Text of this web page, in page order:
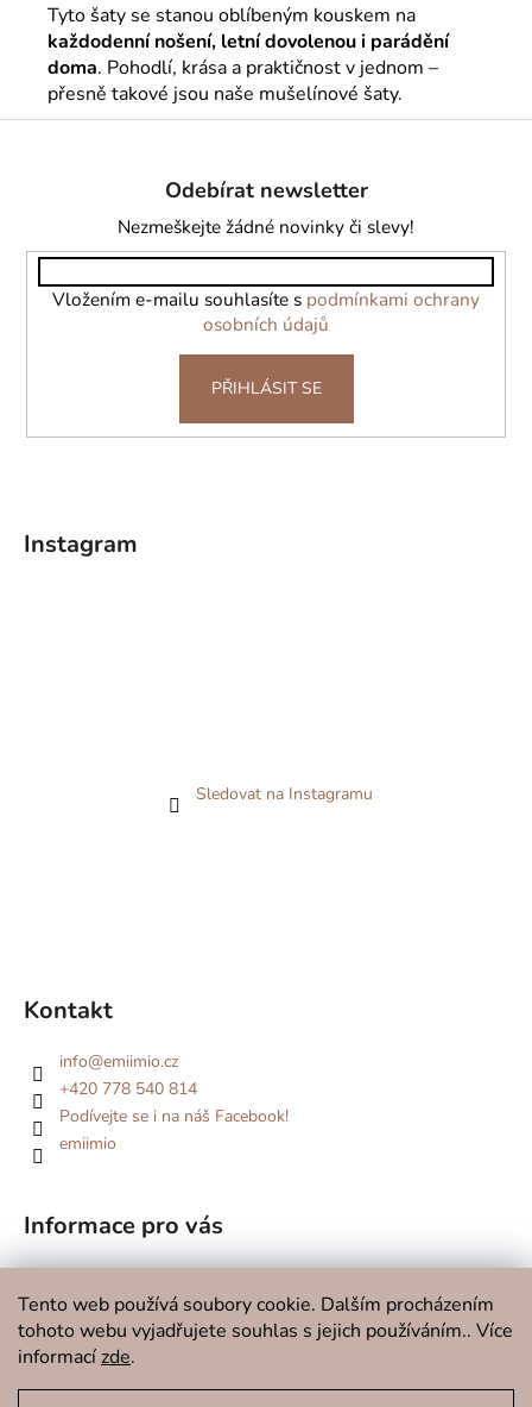
Tento web používá soubory cookie. Dalším procházením
tohoto webu vyjadřujete souhlas s jejich používáním.. Více
informací zde.
Tyto šaty se stanou oblíbeným kouskem na
každodenní nošení, letní dovolenou i parádění
doma. Pohodlí, krása a praktičnost v jednom –
přesně takové jsou naše mušelínové šaty.
Odebírat newsletter
Nezmeškejte žádné novinky či slevy!
Vložením e-mailu souhlasíte s podmínkami ochrany
osobních údajů
PŘIHLÁSIT SE
Instagram
Sledovat na Instagramu
Informace pro vás
O značce
Doprava a platba
Kontakty
Obchodní podmínky
Kontakt
info@emiimio.cz
+420 778 540 814
Podívejte se i na náš Facebook!
emiimio